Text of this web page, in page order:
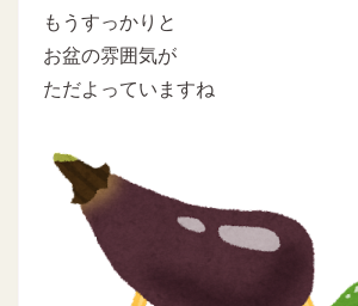
もうすっかりと
お盆の雰囲気が
ただよっていますね